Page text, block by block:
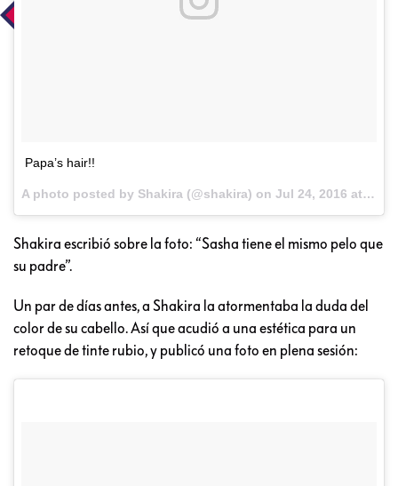
Papa’s hair!!
A photo posted by Shakira (@shakira) on Jul 24, 2016 at 9:33am PDT
Shakira escribió sobre la foto: “Sasha tiene el mismo pelo que
su padre”.
Un par de días antes, a Shakira la atormentaba la duda del
color de su cabello. Así que acudió a una estética para un
retoque de tinte rubio, y publicó una foto en plena sesión: